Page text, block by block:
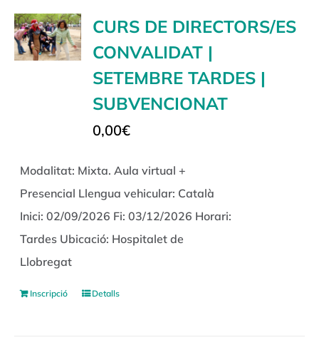
CURS DE DIRECTORS/ES
CONVALIDAT |
SETEMBRE TARDES |
SUBVENCIONAT
0,00€
Modalitat: Mixta. Aula virtual +
Presencial Llengua vehicular: Català
Inici: 02/09/2026 Fi: 03/12/2026 Horari:
Tardes Ubicació: Hospitalet de
Llobregat
Inscripció Detalls